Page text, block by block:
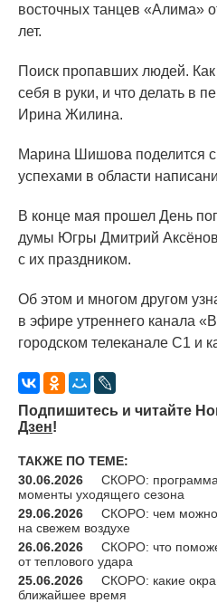
восточных танцев «Алима»
лет.
Поиск пропавших людей. Как
себя в руки, и что делать в
Ирина Жилина.
Марина Шишова поделится
успехами в области
В конце мая прошел День
думы Югры Дмитрий
с их праздником.
Об этом и многом другом
в эфире утреннего канала
городском телеканале С1 и
Подпишитесь и читайте
Дзен!
ТАКЖЕ ПО ТЕМЕ:
30.06.2026
СКОРО: программа
моменты уходящего сезона
29.06.2026
СКОРО: чем можно
на свежем воздухе
26.06.2026
СКОРО: что
от теплового удара
25.06.2026
СКОРО: какие
ближайшее время